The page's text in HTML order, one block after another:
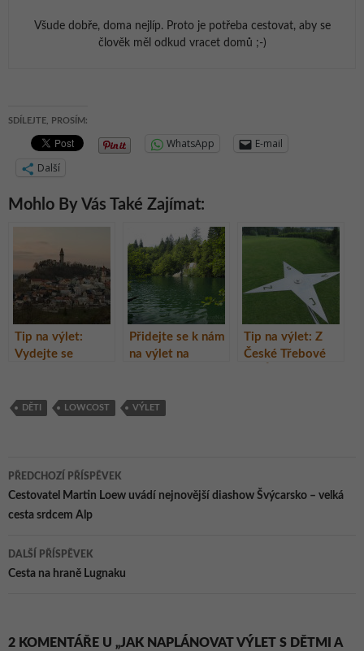
Všude dobře, doma nejlíp. Proto je potřeba cestovat, aby se
člověk měl odkud vracet domů ;-)
SDÍLEJTE, PROSÍM:
WhatsApp
E-mail
Další
Mohlo By Vás Také Zajímat:
Tip na výlet:
Vydejte se
Přidejte se k nám
na výlet na
Tip na výlet: Z
České Třebové
DĚTI LOWCOST VÝLET
Navigace
pro
příspěvky
PŘEDCHOZÍ PŘÍSPĚVEK
Cestovatel Martin Loew uvádí nejnovější diashow Švýcarsko – velká
cesta srdcem Alp
DALŠÍ PŘÍSPĚVEK
Cesta na hraně Lugnaku
2 KOMENTÁŘE U „JAK NAPLÁNOVAT VÝLET S DĚTMI A